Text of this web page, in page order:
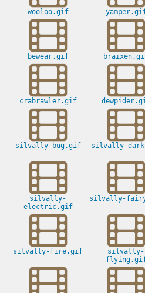
wooloo.gif
bewear.gif
crabrawler.gif
silvally-bug.gif silvally-
silvally-
electric.gif
silvally-
silvally-fire.gif
silvally-